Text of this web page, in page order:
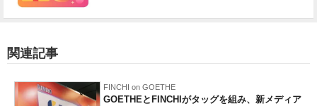
関連記事
FINCHI on GOETHE
GOETHEとFINCHIがタッグを組み、新メディア